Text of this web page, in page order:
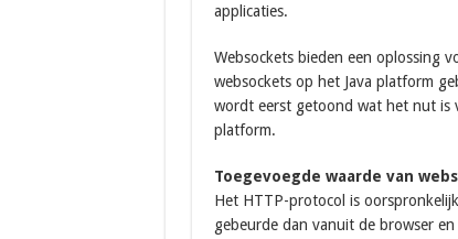
applicaties.
Websockets bieden een oplossing
websockets op het Java platform
wordt eerst getoond wat het nut is
platform.
Toegevoegde waarde van
Het HTTP-protocol is
gebeurde dan vanuit de browser